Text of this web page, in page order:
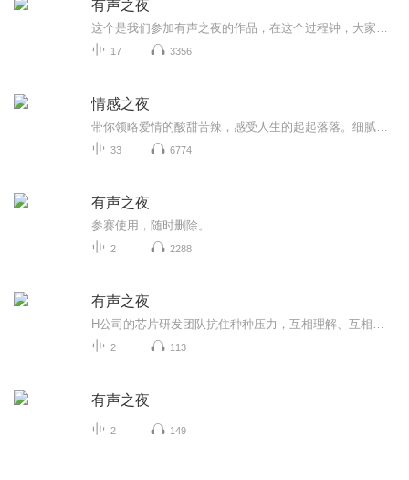
有声之夜
17 3356
情感之夜
33 6774
有声之夜
参赛使用，随时删除。
2 2288
有声之夜
2 113
有声之夜
2 149